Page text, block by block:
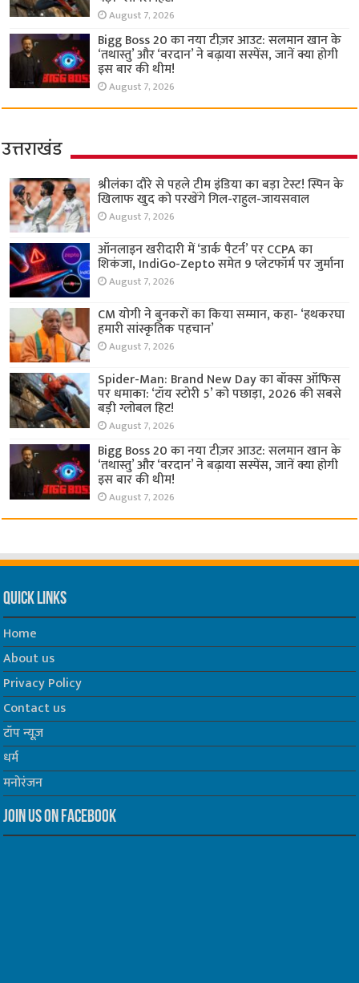
August 7, 2026
Bigg Boss 20 का नया टीज़र आउट: सलमान खान के
‘तथास्तु’ और ‘वरदान’ ने बढ़ाया सस्पेंस, जानें क्या होगी
इस बार की थीम!
August 7, 2026
उत्तराखंड
श्रीलंका दौरे से पहले टीम इंडिया का बड़ा टेस्ट! स्पिन के
खिलाफ खुद को परखेंगे गिल-राहुल-जायसवाल
August 7, 2026
ऑनलाइन खरीदारी में ‘डार्क पैटर्न’ पर CCPA का
शिकंजा, IndiGo-Zepto समेत 9 प्लेटफॉर्म पर जुर्माना
August 7, 2026
CM योगी ने बुनकरों का किया सम्मान, कहा- ‘हथकरघा
हमारी सांस्कृतिक पहचान’
August 7, 2026
Spider-Man: Brand New Day का बॉक्स ऑफिस
पर धमाका: ‘टॉय स्टोरी 5’ को पछाड़ा, 2026 की सबसे
बड़ी ग्लोबल हिट!
August 7, 2026
Bigg Boss 20 का नया टीज़र आउट: सलमान खान के
‘तथास्तु’ और ‘वरदान’ ने बढ़ाया सस्पेंस, जानें क्या होगी
इस बार की थीम!
August 7, 2026
Quick Links
Home
About us
Privacy Policy
Contact us
टॉप न्यूज़
धर्म
मनोरंजन
Join us on Facebook